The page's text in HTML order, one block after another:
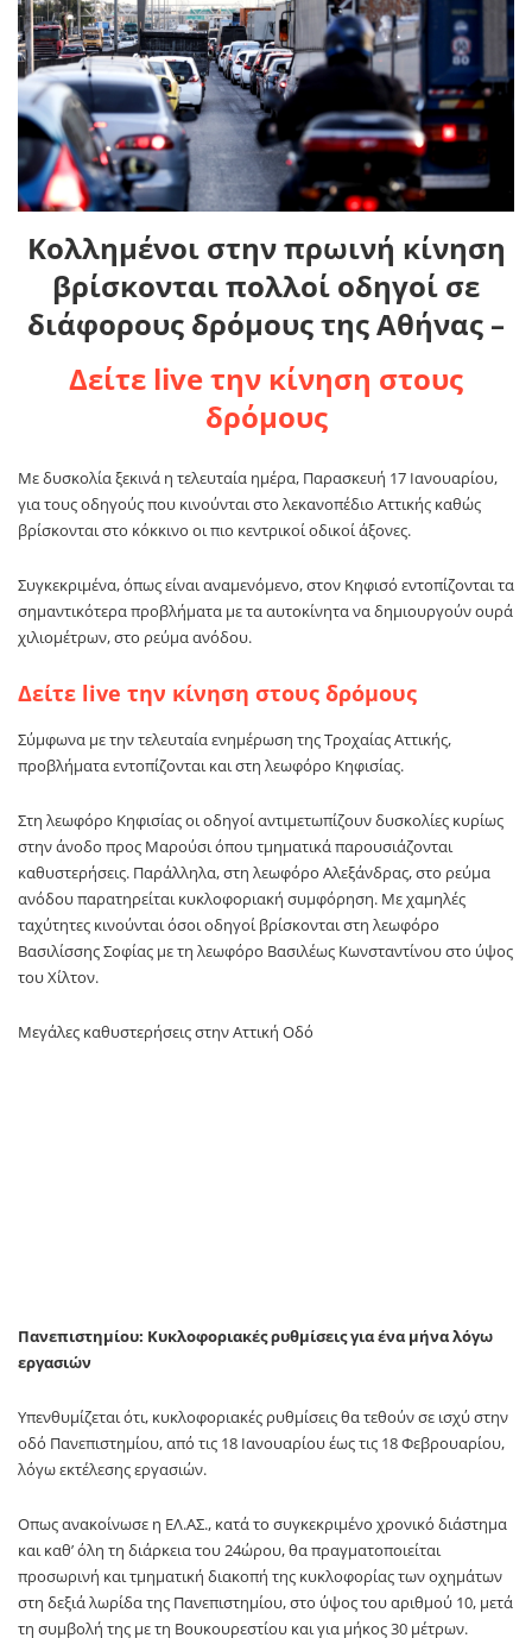
Κολλημένοι στην πρωινή κίνηση
βρίσκονται πολλοί οδηγοί σε
διάφορους δρόμους της Αθήνας –
Δείτε live την κίνηση στους
δρόμους
Με δυσκολία ξεκινά η τελευταία ημέρα, Παρασκευή 17 Ιανουαρίου,
για τους οδηγούς που κινούνται στο λεκανοπέδιο Αττικής καθώς
βρίσκονται στο κόκκινο οι πιο κεντρικοί οδικοί άξονες.
Συγκεκριμένα, όπως είναι αναμενόμενο, στον Κηφισό εντοπίζονται τα
σημαντικότερα προβλήματα με τα αυτοκίνητα να δημιουργούν ουρά
χιλιομέτρων, στο ρεύμα ανόδου.
Δείτε live την κίνηση στους δρόμους
Σύμφωνα με την τελευταία ενημέρωση της Τροχαίας Αττικής,
προβλήματα εντοπίζονται και στη λεωφόρο Κηφισίας.
Στη λεωφόρο Κηφισίας οι οδηγοί αντιμετωπίζουν δυσκολίες κυρίως
στην άνοδο προς Μαρούσι όπου τμηματικά παρουσιάζονται
καθυστερήσεις. Παράλληλα, στη λεωφόρο Αλεξάνδρας, στο ρεύμα
ανόδου παρατηρείται κυκλοφοριακή συμφόρηση. Με χαμηλές
ταχύτητες κινούνται όσοι οδηγοί βρίσκονται στη λεωφόρο
Βασιλίσσης Σοφίας με τη λεωφόρο Βασιλέως Κωνσταντίνου στο ύψος
του Χίλτον.
Μεγάλες καθυστερήσεις στην Αττική Οδό
Πανεπιστημίου: Κυκλοφοριακές ρυθμίσεις για ένα μήνα λόγω
εργασιών
Υπενθυμίζεται ότι, κυκλοφοριακές ρυθμίσεις θα τεθούν σε ισχύ στην
οδό Πανεπιστημίου, από τις 18 Ιανουαρίου έως τις 18 Φεβρουαρίου,
λόγω εκτέλεσης εργασιών.
Οπως ανακοίνωσε η ΕΛ.ΑΣ., κατά το συγκεκριμένο χρονικό διάστημα
και καθ’ όλη τη διάρκεια του 24ώρου, θα πραγματοποιείται
προσωρινή και τμηματική διακοπή της κυκλοφορίας των οχημάτων
στη δεξιά λωρίδα της Πανεπιστημίου, στο ύψος του αριθμού 10, μετά
τη συμβολή της με τη Βουκουρεστίου και για μήκος 30 μέτρων.